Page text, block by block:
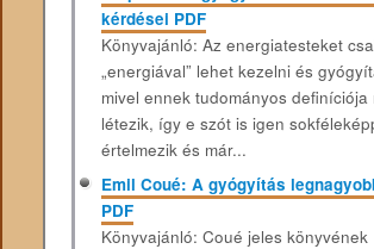
kérdései PDF
Könyvajánló: Az energiatesteket
„energiával” lehet kezelni és
mivel ennek tudományos definíciója
létezik, így e szót is igen
értelmezik és már...
Emil Coué: A gyógyítás
PDF
Könyvajánló: Coué jeles könyvének